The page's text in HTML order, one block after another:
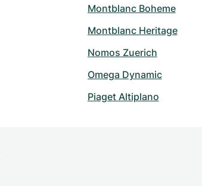
Montblanc Boheme
Montblanc Heritage
Nomos Zuerich
Omega Dynamic
Piaget Altiplano